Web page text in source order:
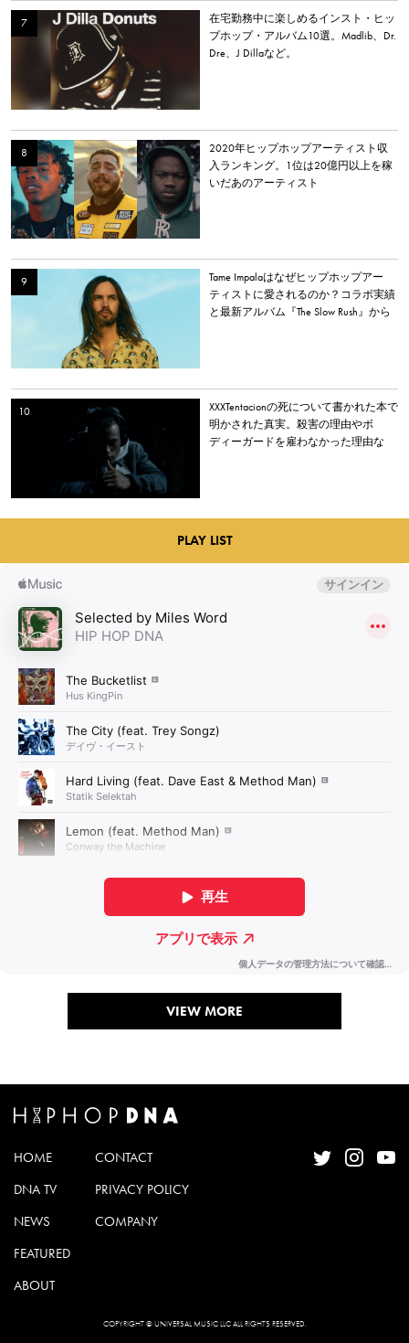
在宅勤務中に楽しめるインスト・ヒッ
プホップ・アルバム10選。Madlib、Dr.
Dre、J Dillaなど。
2020年ヒップホップアーティスト収
入ランキング。1位は20億円以上を稼
いだあのアーティスト
Tame Impalaはなぜヒップホップアー
ティストに愛されるのか？コラボ実績
と最新アルバム『The Slow Rush』から
XXXTentacionの死について書かれた本で
明かされた真実。殺害の理由やボ
ディーガードを雇わなかった理由な
PLAY LIST
VIEW MORE
HOME
DNA TV
NEWS
FEATURED
ABOUT
CONTACT
PRIVACY POLICY
COMPANY
COPYRIGHT © UNIVERSAL MUSIC LLC ALL RIGHTS RESERVED.